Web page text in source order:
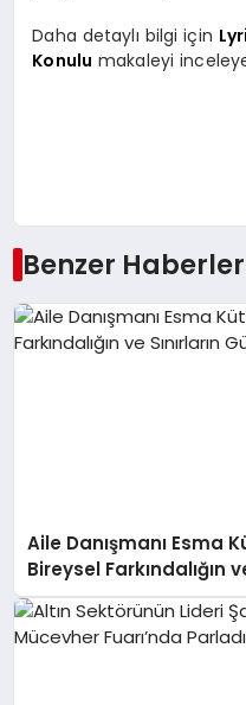
Daha detaylı bilgi için
Konulu makaleyi
Benzer Haberler
Aile Danışmanı Esma
Bireysel Farkındalığın
Anlatıyor